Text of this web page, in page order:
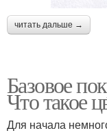
читать дальше →
Базовое
Что такое
Для начала